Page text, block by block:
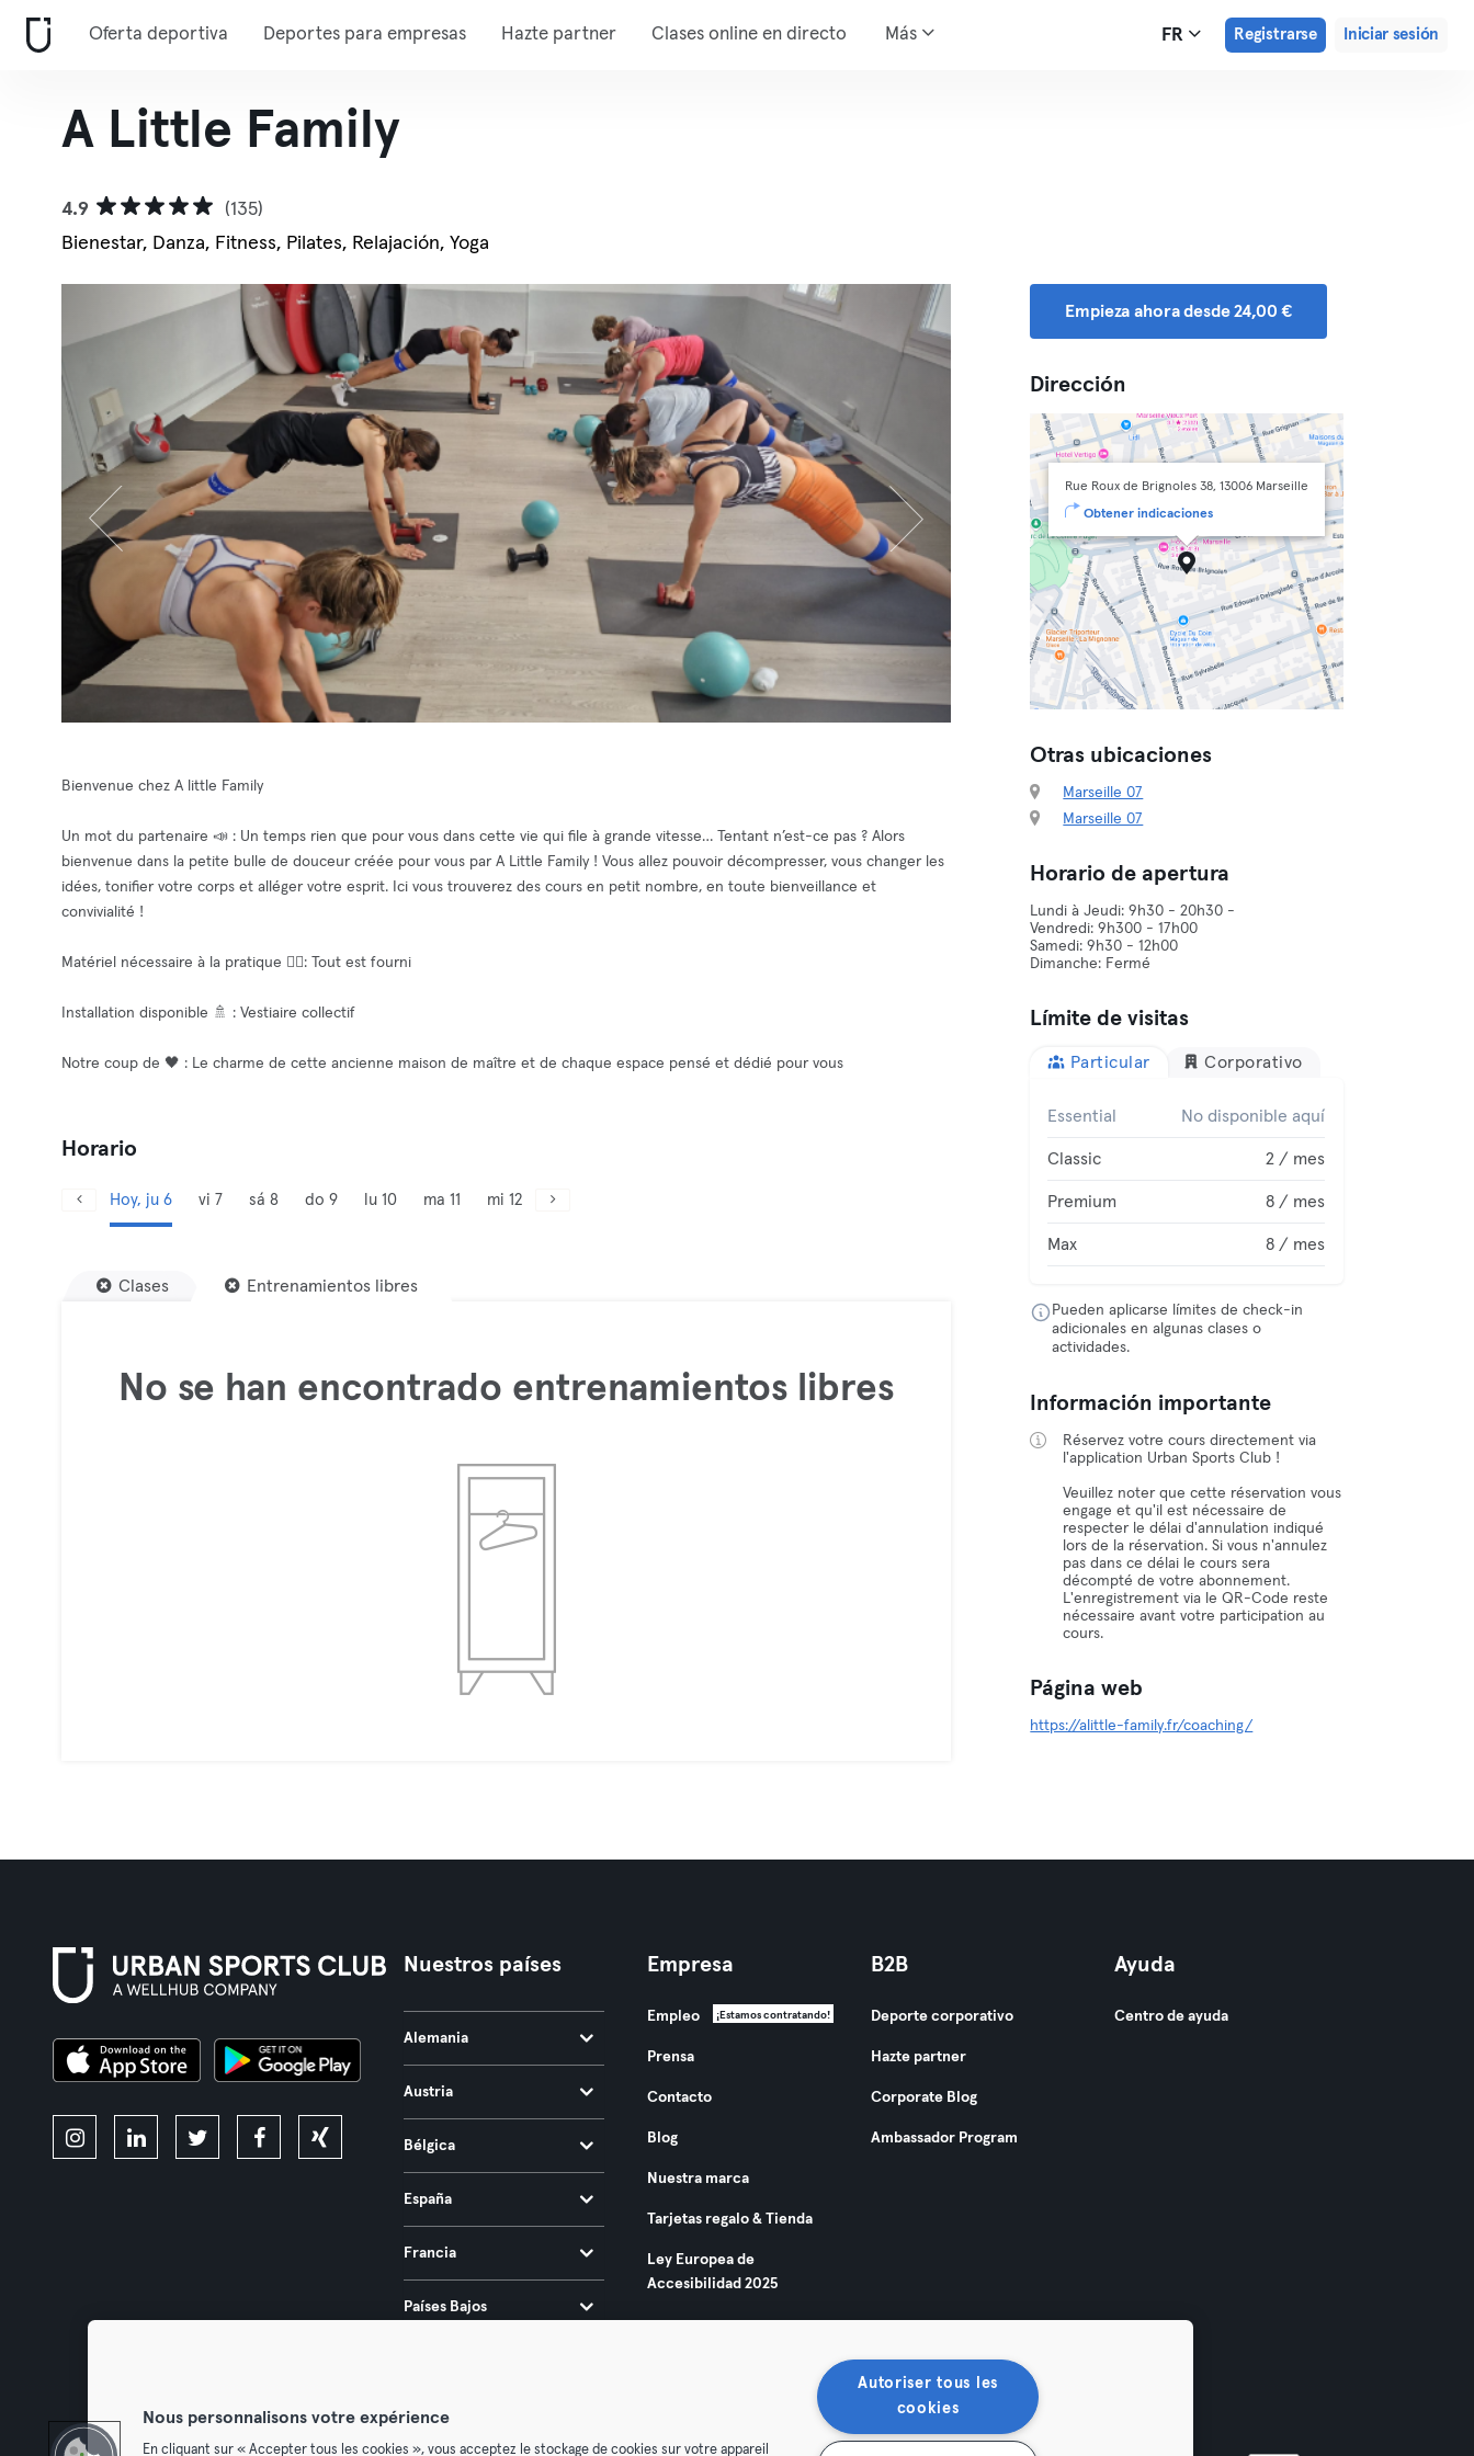
Oferta deportiva Deportes para empresas Hazte partner Clases online en directo Más FR Registrarse Iniciar sesión
A Little Family
4.9
(135)
Bienestar, Danza, Fitness, Pilates, Relajación, Yoga
Bienvenue chez A little Family
Un mot du partenaire 📣 : Un temps rien que pour vous dans cette vie qui file à grande vitesse… Tentant n’est-ce pas ? Alors
bienvenue dans la petite bulle de douceur créée pour vous par A Little Family ! Vous allez pouvoir décompresser, vous changer les
idées, tonifier votre corps et alléger votre esprit. Ici vous trouverez des cours en petit nombre, en toute bienveillance et
convivialité !
Matériel nécessaire à la pratique 🧘‍♀️: Tout est fourni
Installation disponible 🚿 : Vestiaire collectif
Notre coup de 🖤 : Le charme de cette ancienne maison de maître et de chaque espace pensé et dédié pour vous
Horario
Hoy, ju 6 vi 7 sá 8 do 9 lu 10 ma 11 mi 12
Clases Entrenamientos libres
No se han encontrado entrenamientos libres
Empieza ahora desde 24,00 €
Dirección
Rue Roux de Brignoles 38, 13006 Marseille
Obtener indicaciones
Otras ubicaciones
Marseille 07
Marseille 07
Horario de apertura
Lundi à Jeudi: 9h30 - 20h30 -
Vendredi: 9h300 - 17h00
Samedi: 9h30 - 12h00
Dimanche: Fermé
Límite de visitas
Particular Corporativo
Essential No disponible aquí
Classic 2 / mes
Premium 8 / mes
Max 8 / mes
Pueden aplicarse límites de check-in
adicionales en algunas clases o
actividades.
Información importante
Réservez votre cours directement via
l'application Urban Sports Club !
Veuillez noter que cette réservation vous
engage et qu'il est nécessaire de
respecter le délai d'annulation indiqué
lors de la réservation. Si vous n'annulez
pas dans ce délai le cours sera
décompté de votre abonnement.
L'enregistrement via le QR-Code reste
nécessaire avant votre participation au
cours.
Página web
https://alittle-family.fr/coaching/
Nuestros países
Alemania
Austria
Bélgica
España
Francia
Países Bajos
Empresa
Empleo ¡Estamos contratando!
Prensa
Contacto
Blog
Nuestra marca
Tarjetas regalo & Tienda
Ley Europea de
Accesibilidad 2025
B2B
Deporte corporativo
Hazte partner
Corporate Blog
Ambassador Program
Ayuda
Centro de ayuda
Nous personnalisons votre expérience
En cliquant sur « Accepter tous les cookies », vous acceptez le stockage de cookies sur votre appareil
Autoriser tous les
cookies